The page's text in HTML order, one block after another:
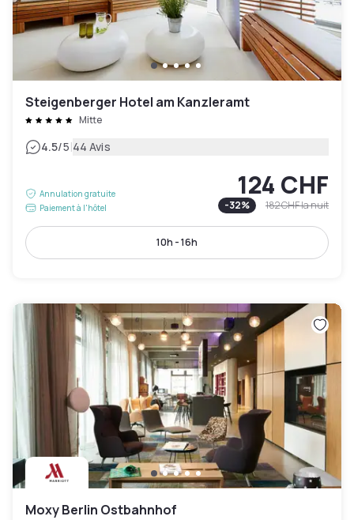
Steigenberger Hotel am Kanzleramt
Mitte
4.5/5|44 Avis
Annulation gratuite
Paiement à l'hôtel
124 CHF
-32% 182 CHFla nuit
10h - 16h
Moxy Berlin Ostbahnhof